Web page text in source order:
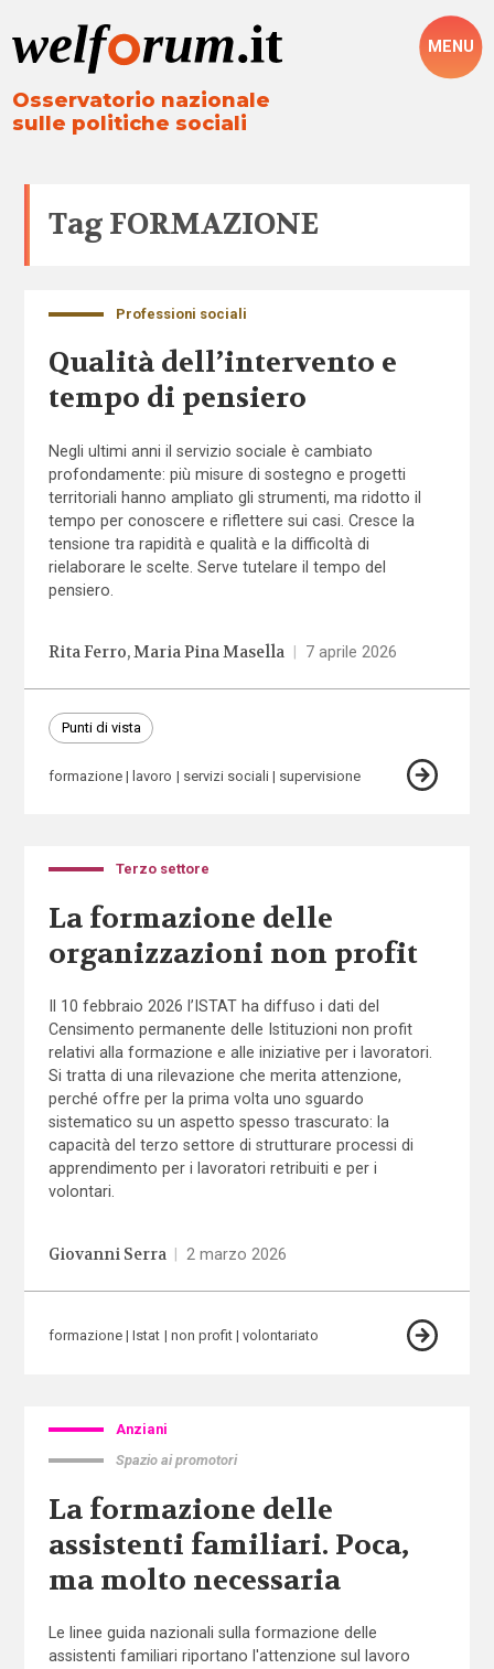
Osservatorio nazionale
sulle politiche sociali
MENU
Tag FORMAZIONE
Professioni sociali
Qualità dell’intervento e
tempo di pensiero
Negli ultimi anni il servizio sociale è cambiato
profondamente: più misure di sostegno e progetti
territoriali hanno ampliato gli strumenti, ma ridotto il
tempo per conoscere e riflettere sui casi. Cresce la
tensione tra rapidità e qualità e la difficoltà di
rielaborare le scelte. Serve tutelare il tempo del
pensiero.
Rita Ferro Maria Pina Masella 7 aprile 2026
Punti di vista
formazione lavoro servizi sociali supervisione
Terzo settore
La formazione delle
organizzazioni non profit
Il 10 febbraio 2026 l’ISTAT ha diffuso i dati del
Censimento permanente delle Istituzioni non profit
relativi alla formazione e alle iniziative per i lavoratori.
Si tratta di una rilevazione che merita attenzione,
perché offre per la prima volta uno sguardo
sistematico su un aspetto spesso trascurato: la
capacità del terzo settore di strutturare processi di
apprendimento per i lavoratori retribuiti e per i
volontari.
Giovanni Serra 2 marzo 2026
formazione Istat non profit volontariato
Anziani
Spazio ai promotori
La formazione delle
assistenti familiari. Poca,
ma molto necessaria
Le linee guida nazionali sulla formazione delle
assistenti familiari riportano l'attenzione sul lavoro